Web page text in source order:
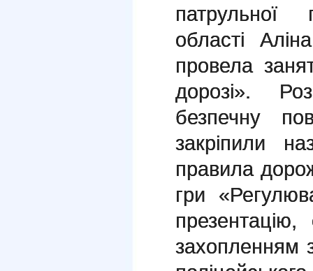
патрульної
області
провела
дорозі».
безпечну
закріпили
правила
гри
захопленням